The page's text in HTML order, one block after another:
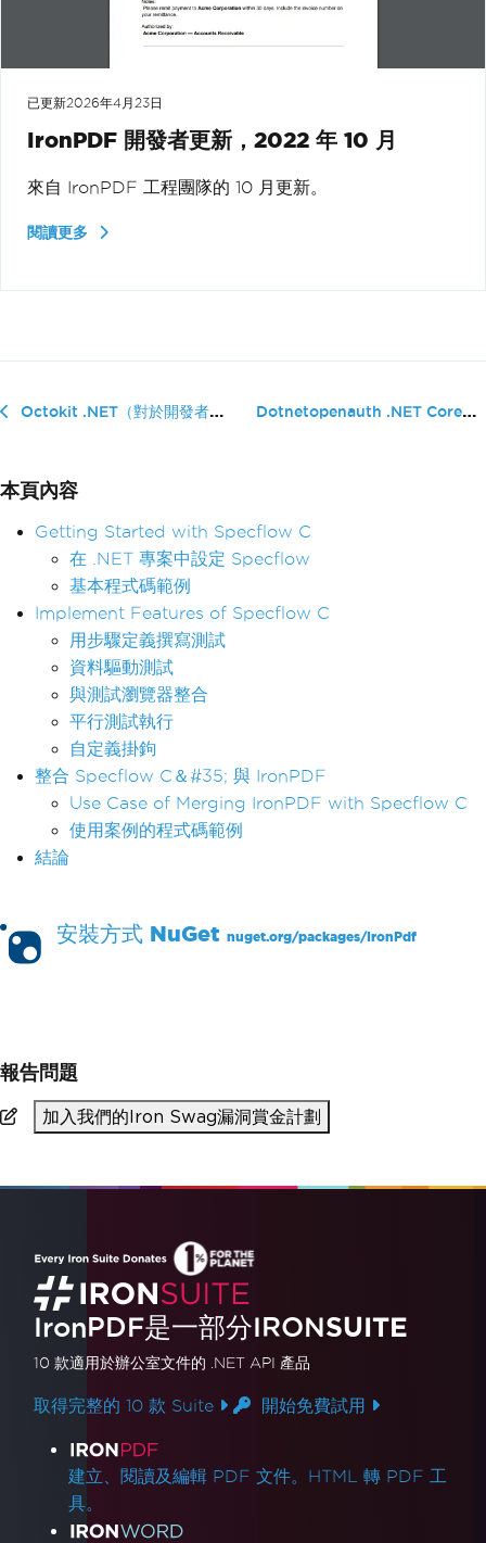
已更新2026年4月23日
IronPDF 開發者更新，2022 年 10 月
來自 IronPDF 工程團隊的 10 月更新。
閱讀更多
Octokit .NET（對於開發者的運行原理） Dotnetopenauth .NET Core（對於�...
本頁內容
Getting Started with Specflow C
在 .NET 專案中設定 Specflow
基本程式碼範例
Implement Features of Specflow C
用步驟定義撰寫測試
資料驅動測試
與測試瀏覽器整合
平行測試執行
自定義掛鉤
整合 Specflow C＆#35; 與 IronPDF
Use Case of Merging IronPDF with Specflow C
使用案例的程式碼範例
結論
安裝方式 NuGet nuget.org/packages/IronPdf
報告問題
加入我們的Iron Swag漏洞賞金計劃
IronPDF是一部分IRONSUITE
10 款適用於辦公室文件的 .NET API 產品
取得完整的 10 款 Suite 開始免費試用
產品連結
建立、閱讀及編輯 PDF 文件。HTML 轉 PDF 工
具。